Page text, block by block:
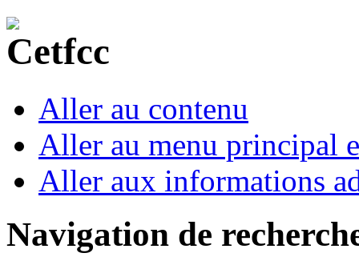
Aller au contenu
Aller au menu principal
Aller aux informations
Navigation de